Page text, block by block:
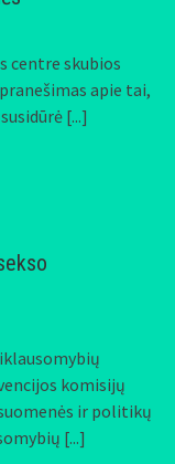
centre skubios
apie tai,
[...]
komisijų
ir politikų
[...]